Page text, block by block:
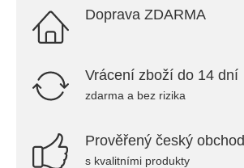
Doprava ZDARMA
Vrácení zboží do 14 dní
zdarma a bez rizika
Prověřený český obchod
s kvalitními produkty